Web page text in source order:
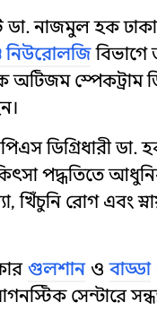
নাজমুল হক
নিউরোলজি বিভাগে
অটিজম স্পেকট্রাম
ডিগ্রিধারী ডা.
পদ্ধতিতে
খিঁচুনি রোগ এবং
গুলশান ও বাড্ডা
সেন্টারে